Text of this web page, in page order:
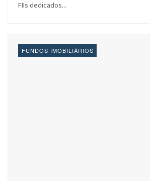
FIIs dedicados...
FUNDOS IMOBILIÁRIOS